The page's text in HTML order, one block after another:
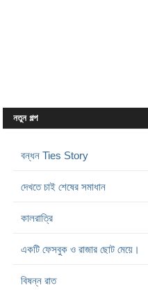
নতুন গল্প
বন্ধন Ties Story
দেখতে চাই শেষের সমাধান
কালরাত্রি
একটি ফেসবুক ও রাজার ছোট মেয়ে।
বিষন্ন রাত